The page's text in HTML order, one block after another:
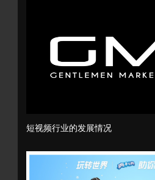
短视频行业的发展情况